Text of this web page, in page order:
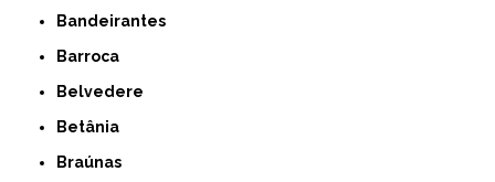
Bandeirantes
Barroca
Belvedere
Betânia
Braúnas